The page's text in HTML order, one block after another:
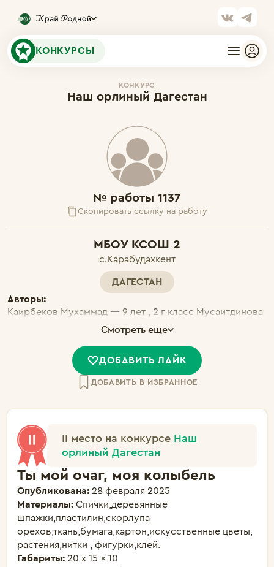
КОНКУРСЫ
КОНКУРС
Наш орлиный Дагестан
№ работы 1137
Скопировать ссылку на работу
МБОУ КСОШ 2
с.Карабудахкент
ДАГЕСТАН
Авторы:
Каирбеков Мухаммад — 9 лет , 2 г класс Мусаитдинова
Аминат — 9 лет , 2 г класс Мусаитдинов Юсуф — 9 лет ,
Гаджиева Айша — 9 лет, 2 г класс
Смотреть еще
ДОБАВИТЬ ЛАЙК
ДОБАВИТЬ В ИЗБРАННОЕ
II место на конкурсе Наш
орлиный Дагестан
Ты мой очаг, моя колыбель
Опубликована: 28 февраля 2025
Материалы: Спички,деревянные
шпажки,пластилин,скорлупа
орехов,ткань,бумага,картон,искусственные цветы,
растения,нитки , фигурки,клей.
Габариты: 20 x 15 x 10